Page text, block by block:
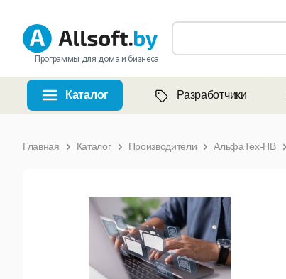
Программы для дома и бизнеса
Каталог Разработчики
Главная Каталог Производители АльфаТех-НВ